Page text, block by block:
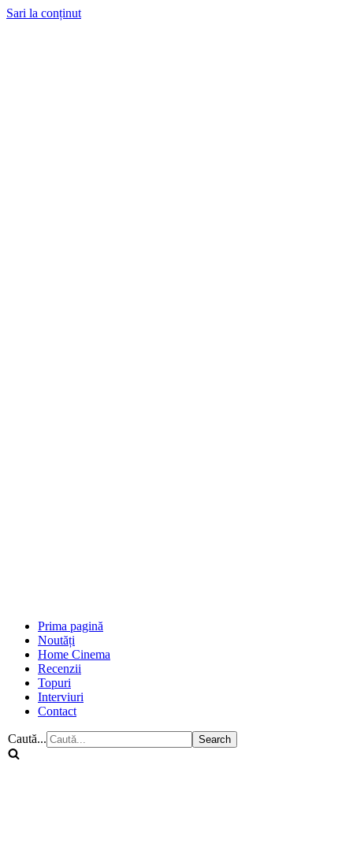
Sari la conținut
Prima pagină
Noutăți
Home Cinema
Recenzii
Topuri
Interviuri
Contact
Caută...